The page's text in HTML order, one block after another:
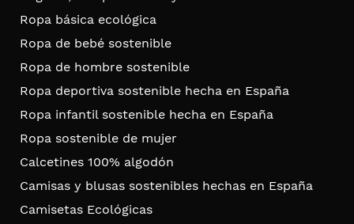
Ropa básica ecológica
Ropa de bebé sostenible
Ropa de hombre sostenible
Ropa deportiva sostenible hecha en España
Ropa infantil sostenible hecha en España
Ropa sostenible de mujer
Calcetines 100% algodón
Camisas y blusas sostenibles hechas en España
Camisetas Ecológicas